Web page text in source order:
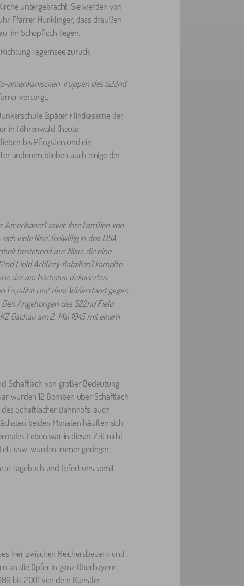
untergebracht. Sie werden von
Pfarrer Hunklinger, dass draußen
im Schopfloch liegen.
Tegernsee zurück
amerikanischen Truppen des 522nd
versorgt.
(später Flintkaserne der
in Föhrenwald (heute
bis Pfingsten und ein
anderem blieben auch einige der
Amerikaner) sowie ihre Familien von
viele Nisei freiwillig in den USA
bestehend aus Nisei, die eine
Field Artillery Bataillon) kämpfte
der am höchsten dekorierten
Loyalität und dem Widerstand gegen
Angehörigen des 522nd Field
Dachau am 2. Mai 1945 mit einem
Schaftlach von großer Bedeutung.
wurden 12 Bomben über Schaftlach
Schaftlacher Bahnhofs, auch
beiden Monaten häuften sich
Leben war in dieser Zeit nicht
usw. wurden immer geringer.
Tagebuch und liefert uns somit
hier zwischen Reichersbeuern und
an die Opfer in ganz Oberbayern
bis 2001 von dem Künstler